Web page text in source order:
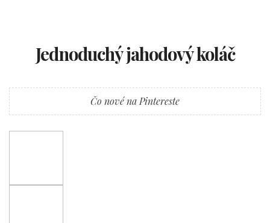
Jednoduchý jahodový koláč
Čo nové na Pintereste